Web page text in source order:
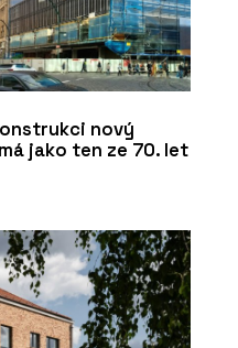
- Rigips
nový
jako ten ze 70. let